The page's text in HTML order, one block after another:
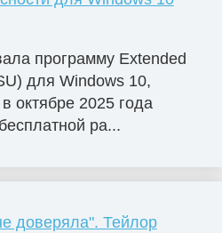
программу Extended
для Windows 10,
октябре 2025 года
ра...
доверяла". Тейлор